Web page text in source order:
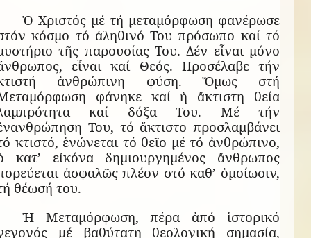
Ὁ Χριστός μέ τή μεταμόρφωση φανέρωσε
κόσμο τό ἀληθινό Του πρόσωπο καί τό
τῆς παρουσίας Του. Δέν εἶναι μόνο
εἶναι καί Θεός. Προσέλαβε τήν
ἀνθρώπινη φύση. Ὅμως στή
φάνηκε καί ἡ ἄκτιστη θεία
καί δόξα Του. Μέ τήν
Του, τό ἄκτιστο προσλαμβάνει
κτιστό, ἑνώνεται τό θεῖο μέ τό ἀνθρώπινο,
κατ’ εἰκόνα δημιουργημένος ἄνθρωπος
ἀσφαλῶς πλέον στό καθ’ ὁμοίωσιν,
θέωσή του.
Ἡ Μεταμόρφωση, πέρα ἀπό ἱστορικό
μέ βαθύτατη θεολογική σημασία,